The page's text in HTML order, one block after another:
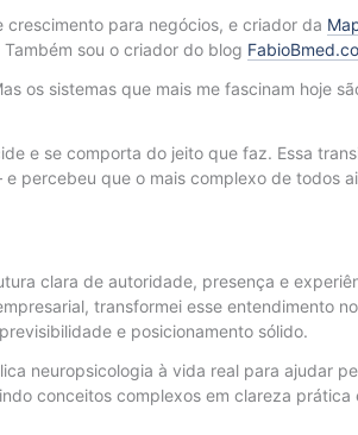
para negócios, e criador da
sou o criador do blog
os sistemas que mais me fascinam hoje
e se comporta do jeito que faz. Essa
percebeu que o mais complexo de todos
clara de autoridade, presença e
transformei esse entendimento
e posicionamento sólido.
neuropsicologia à vida real para ajudar
conceitos complexos em clareza prática